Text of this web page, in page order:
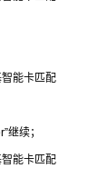
继续；